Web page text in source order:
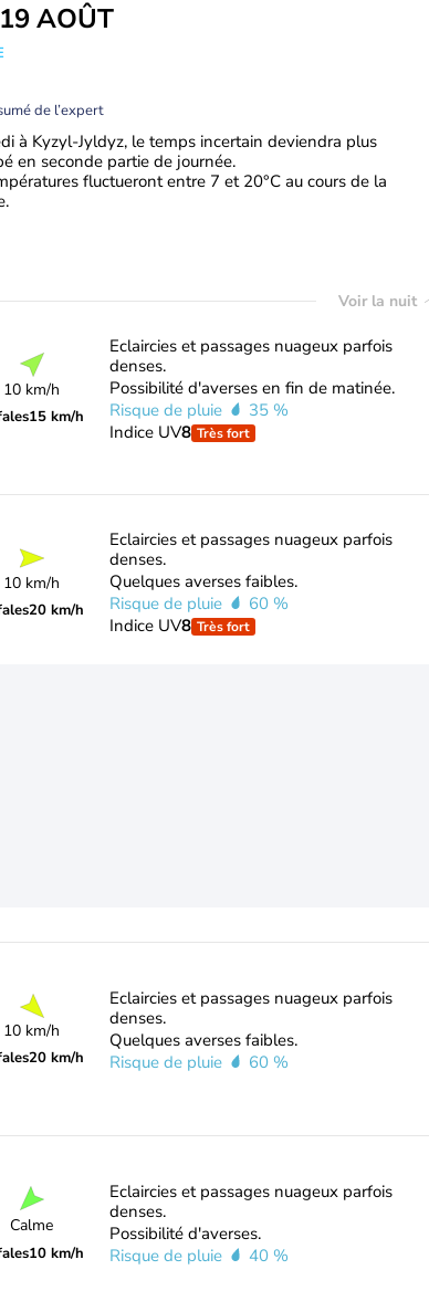
AOÛT
de l’expert
à Kyzyl-Jyldyz, le temps incertain deviendra plus
en seconde partie de journée.
fluctueront entre 7 et 20°C au cours de la
Voir la nuit
10 km/h
15 km/h
Eclaircies et passages nuageux parfois
denses.
Possibilité d'averses en fin de matinée.
Risque de pluie
35 %
Indice UV8 Très fort
10 km/h
20 km/h
Eclaircies et passages nuageux parfois
denses.
Quelques averses faibles.
Risque de pluie
60 %
Indice UV8 Très fort
10 km/h
20 km/h
Eclaircies et passages nuageux parfois
denses.
Quelques averses faibles.
Risque de pluie
60 %
Calme
10 km/h
Eclaircies et passages nuageux parfois
denses.
Possibilité d'averses.
Risque de pluie
40 %